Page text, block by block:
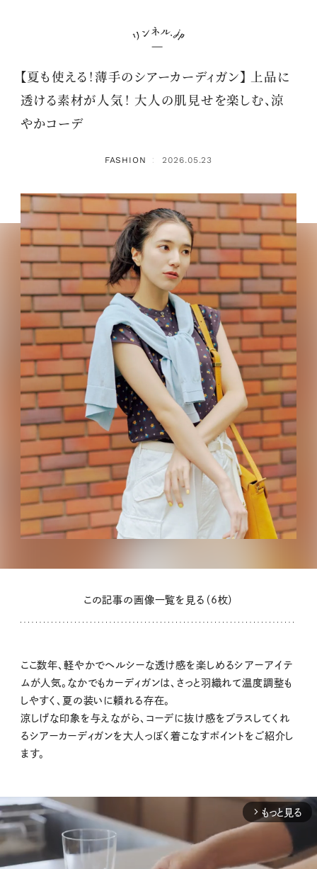
【夏も使える！薄手のシアーカーディガン】 上品に
透ける素材が人気！ 大人の肌見せを楽しむ、涼
やかコーデ
FASHION ： 2026.05.23
この記事の画像一覧を見る（6枚）
ここ数年、軽やかでヘルシーな透け感を楽しめるシアーアイテ
ムが人気。なかでもカーディガンは、さっと羽織れて温度調整も
しやすく、夏の装いに頼れる存在。
涼しげな印象を与えながら、コーデに抜け感をプラスしてくれ
るシアーカーディガンを大人っぽく着こなすポイントをご紹介し
ます。
arrow_forward_ios もっと見る